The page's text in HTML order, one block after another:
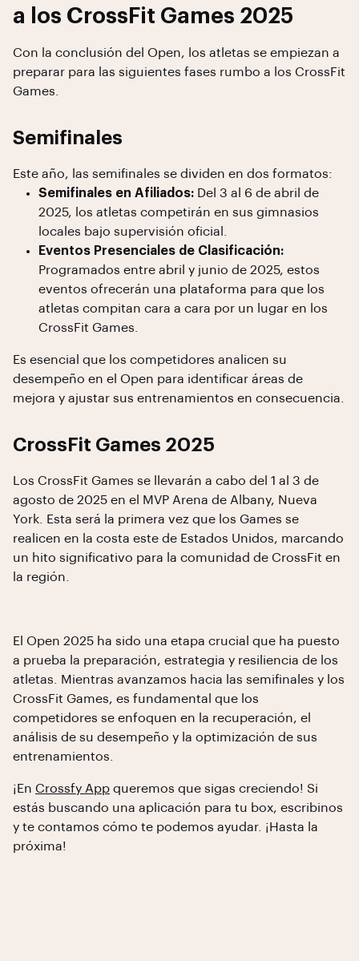
a los CrossFit Games 2025
Con la conclusión del Open, los atletas se empiezan a
preparar para las siguientes fases rumbo a los CrossFit
Games.
Semifinales
Este año, las semifinales se dividen en dos formatos:
Semifinales en Afiliados: Del 3 al 6 de abril de
2025, los atletas competirán en sus gimnasios
locales bajo supervisión oficial.
Eventos Presenciales de Clasificación:
Programados entre abril y junio de 2025, estos
eventos ofrecerán una plataforma para que los
atletas compitan cara a cara por un lugar en los
CrossFit Games.
Es esencial que los competidores analicen su
desempeño en el Open para identificar áreas de
mejora y ajustar sus entrenamientos en consecuencia.
CrossFit Games 2025
Los CrossFit Games se llevarán a cabo del 1 al 3 de
agosto de 2025 en el MVP Arena de Albany, Nueva
York. Esta será la primera vez que los Games se
realicen en la costa este de Estados Unidos, marcando
un hito significativo para la comunidad de CrossFit en
la región.
El Open 2025 ha sido una etapa crucial que ha puesto
a prueba la preparación, estrategia y resiliencia de los
atletas. Mientras avanzamos hacia las semifinales y los
CrossFit Games, es fundamental que los
competidores se enfoquen en la recuperación, el
análisis de su desempeño y la optimización de sus
entrenamientos.
¡En Crossfy App queremos que sigas creciendo! Si
estás buscando una aplicación para tu box, escribinos
y te contamos cómo te podemos ayudar. ¡Hasta la
próxima!